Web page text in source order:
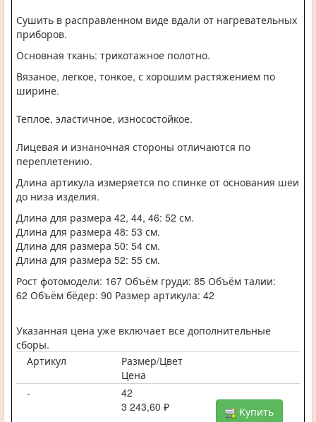
Сушить в расправленном виде вдали от нагревательных
приборов.
Основная ткань: трикотажное полотно.
Вязаное, легкое, тонкое, с хорошим растяжением по
ширине.
Теплое, эластичное, износостойкое.
Лицевая и изнаночная стороны отличаются по
переплетению.
Длина артикула измеряется по спинке от основания шеи
до низа изделия.
Длина для размера 42, 44, 46: 52 см.
Длина для размера 48: 53 см.
Длина для размера 50: 54 см.
Длина для размера 52: 55 см.
Рост фотомодели: 167 Объём груди: 85 Объём талии:
62 Объём бёдер: 90 Размер артикула: 42
Указанная цена уже включает все дополнительные
сборы.
Артикул
Размер/Цвет
Цена
-
42
3 243,60 ₽
Купить